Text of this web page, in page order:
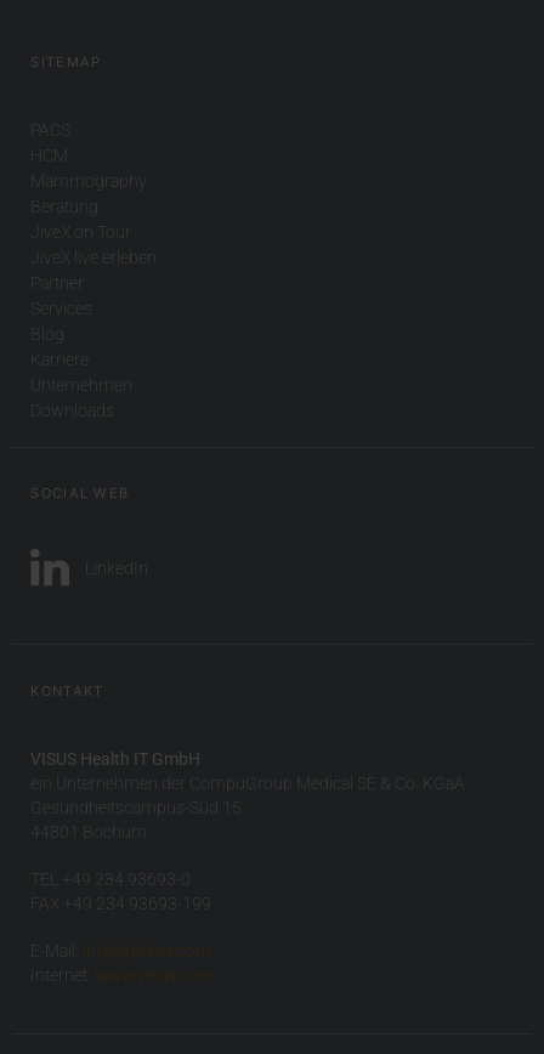
SITEMAP
PACS
HCM
Mammography
Beratung
JiveX on Tour
JiveX live erleben
Partner
Services
Blog
Karriere
Unternehmen
Downloads
SOCIAL WEB
LinkedIn
KONTAKT
VISUS Health IT GmbH
ein Unternehmen der CompuGroup Medical SE & Co. KGaA
Gesundheitscampus-Süd 15
44801 Bochum
TEL +49 234 93693-0
FAX +49 234 93693-199
E-Mail:
info(at)visus.com
Internet:
www.visus.com